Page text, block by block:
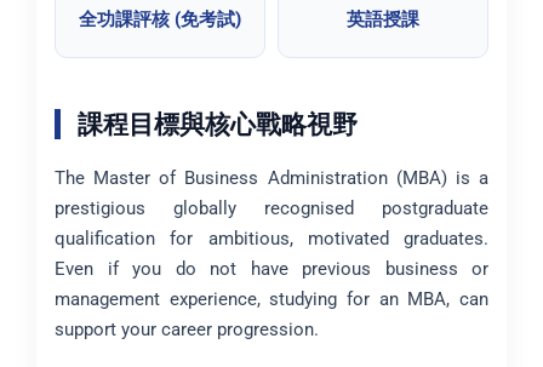
全功課評核 (免考試) 英語授課
課程目標與核心戰略視野
The Master of Business Administration (MBA) is a
prestigious globally recognised postgraduate
qualification for ambitious, motivated graduates.
Even if you do not have previous business or
management experience, studying for an MBA, can
support your career progression.